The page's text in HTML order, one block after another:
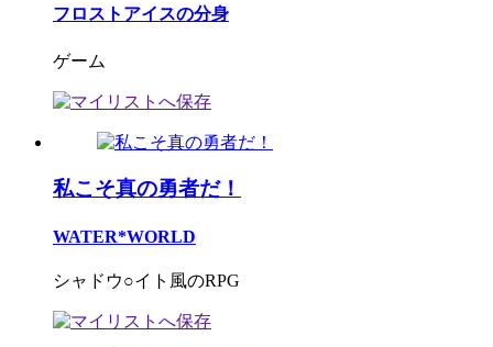
フロストアイスの分身
ゲーム
私こそ真の勇者だ！
WATER*WORLD
シャドウ○イト風のRPG